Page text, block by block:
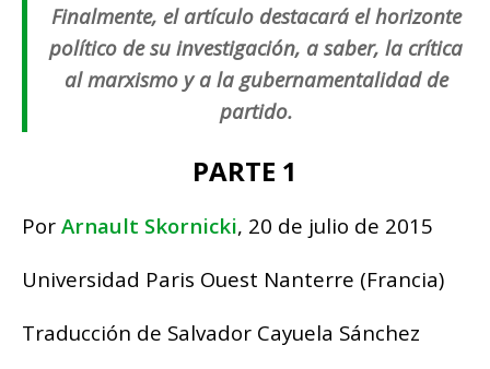
Finalmente, el artículo destacará el horizonte
político de su investigación, a saber, la crítica
al marxismo y a la gubernamentalidad de
partido.
PARTE 1
Por Arnault Skornicki, 20 de julio de 2015
Universidad Paris Ouest Nanterre (Francia)
Traducción de Salvador Cayuela Sánchez